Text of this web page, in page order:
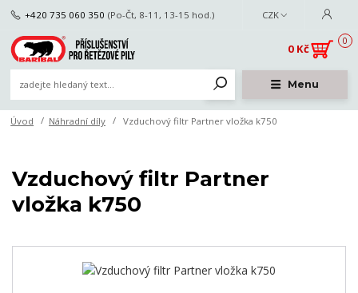
Menu
CZK
+420 735 060 350 (Po-Čt, 8-11, 13-15 hod.)
0
0 Kč
Úvod Náhradní díly Vzduchový filtr Partner vložka k750
Vzduchový filtr Partner
vložka k750